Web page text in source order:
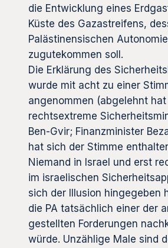
die Entwicklung eines
Küste des Gazastreifens,
Palästinensischen
zugutekommen soll.
Die Erklärung des
wurde mit acht zu einer
angenommen (abgelehnt
rechtsextreme
Ben-Gvir; Finanzminister
hat sich der Stimme
Niemand in Israel und erst
im israelischen
sich der Illusion hingegeben
die PA tatsächlich einer der
gestellten Forderungen
würde. Unzählige Male sind